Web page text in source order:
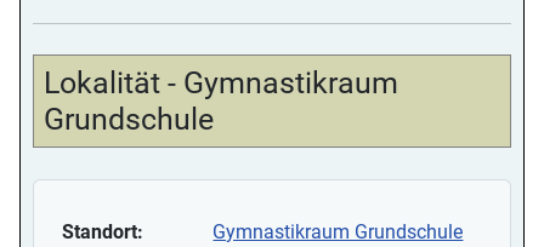
Lokalität - Gymnastikraum
Grundschule
Standort:
Gymnastikraum Grundschule